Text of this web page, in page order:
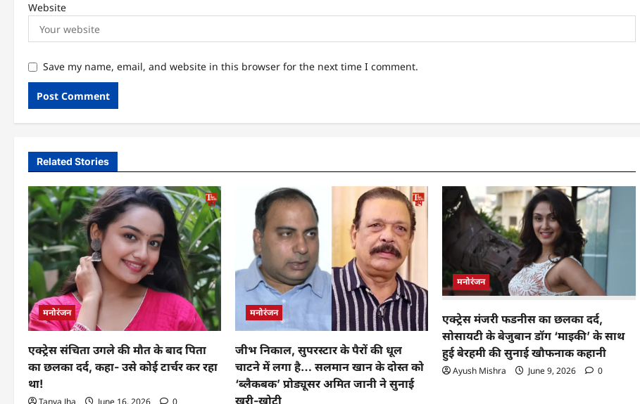
Website
Save my name, email, and website in this browser for the next time I comment.
Related Stories
मनोरंजन
एक्ट्रेस संचिता उगले की मौत के बाद पिता
का छलका दर्द, कहा- उसे कोई टार्चर कर रहा
था!
Tanya Jha June 16, 2026 0
मनोरंजन
जीभ निकाल, सुपरस्टार के पैरों की धूल
चाटने में लगा है… सलमान खान के दोस्त को
‘ब्लैकबक’ प्रोड्यूसर अमित जानी ने सुनाई
खरी-खोटी
मनोरंजन
एक्ट्रेस मंजरी फडनीस का छलका दर्द,
सोसायटी के बेजुबान डॉग ‘माइकी’ के साथ
हुई बेरहमी की सुनाई खौफनाक कहानी
Ayush Mishra June 9, 2026 0